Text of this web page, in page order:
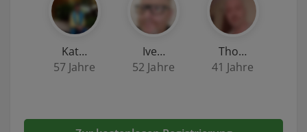
Kat…
57 Jahre
Ive…
52 Jahre
Tho…
41 Jahre